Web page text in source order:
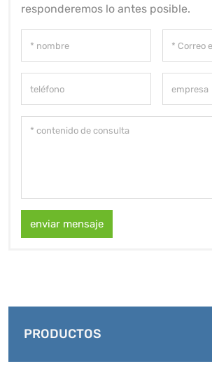
responderemos lo antes posible.
enviar mensaje
PRODUCTOS